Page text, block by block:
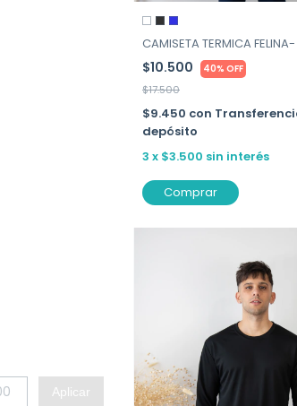
Aplicar
CAMISETA TERMICA
$10.500 40% OFF
$17.500
$9.450 con
depósito
3 x $3.500 sin interés
Comprar